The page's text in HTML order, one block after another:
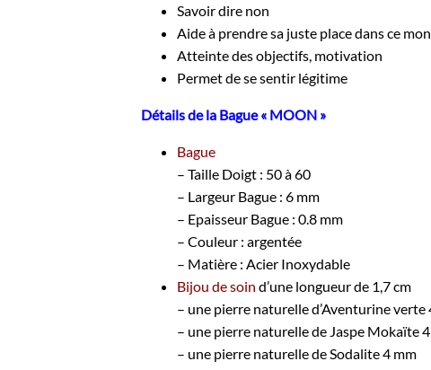
Savoir dire non
Aide à prendre sa juste place dans ce
Atteinte des objectifs, motivation
Permet de se sentir légitime
Détails de la Bague « MOON »
Bague
– Taille Doigt : 50 à 60
– Largeur Bague : 6 mm
– Epaisseur Bague : 0.8 mm
– Couleur : argentée
– Matière : Acier Inoxydable
Bijou de soin d’une longueur de 1,7 cm
– une pierre naturelle d’Aventurine verte
– une pierre naturelle de Jaspe Mokaïte
– une pierre naturelle de Sodalite 4 mm